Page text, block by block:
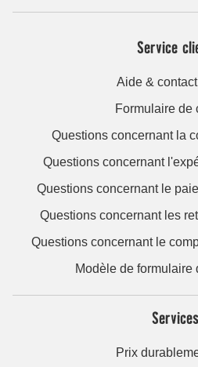
Service
Aide &
Formulaire de
Questions concernant la
Questions concernant
Questions concernant le
Questions concernant les
Questions concernant le
Modèle de formulaire
Services
Prix